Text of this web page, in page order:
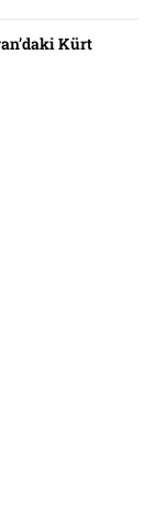
Kürt